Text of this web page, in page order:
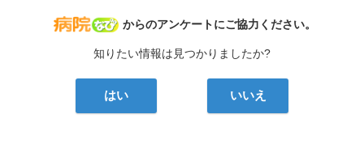
病院なび
からのアンケートにご協力ください。
知りたい情報は見つかりましたか?
はい いいえ